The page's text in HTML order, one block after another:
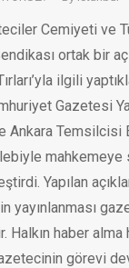
Cemiyeti ve
ortak bir
ilgili
Gazetesi
Ankara Temsilcisi
mahkemeye
Yapılan
yayınlanması
Halkın haber alma
görevi